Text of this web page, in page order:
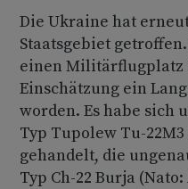
Die Ukraine hat
Staatsgebiet
einen Militärflugplatz
Einschätzung ein
worden. Es habe sich
Typ Tupolew Tu-
gehandelt, die
Typ Ch-22 Burja